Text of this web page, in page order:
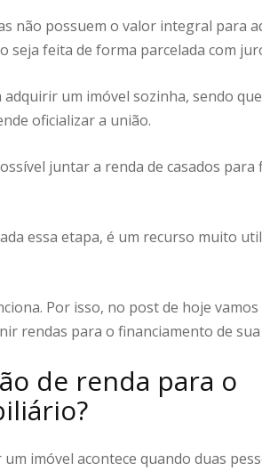
não possuem o valor integral para
seja feita de forma parcelada com
um imóvel sozinha, sendo
oficializar a união.
juntar a renda de casados para
essa etapa, é um recurso muito
Por isso, no post de hoje
rendas para o financiamento de
de renda para o
imóvel acontece quando duas